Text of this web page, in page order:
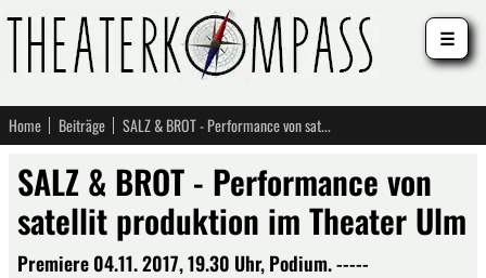
Home Beiträge SALZ & BROT - Performance von satellit produktion im Theater Ulm
SALZ & BROT - Performance von
satellit produktion im Theater Ulm
Premiere 04.11. 2017, 19.30 Uhr, Podium. -----
☰